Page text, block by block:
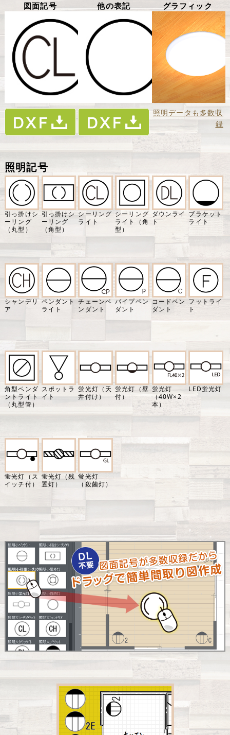
図面記号 他の表記 グラフィック
照明データも多数収
録
照明記号
引っ掛けシ
ーリング
（丸型）
引っ掛けシ
ーリング
（角型）
シーリング
ライト
シーリング
ライト（角
型）
ダウンライ
ト
ブラケット
ライト
シャンデリ
ア
ペンダント
ライト
チェーンペ
ンダント
パイプペン
ダント
コードペン
ダント
フットライ
ト
角型ペンダ
ントライト
（丸型管）
スポットラ
イト
蛍光灯（天
井付け）
蛍光灯（壁
付）
蛍光灯
（40W×2
本）
LED蛍光灯
蛍光灯（ス
イッチ付）
蛍光灯（残
置灯）
蛍光灯
（殺菌灯）